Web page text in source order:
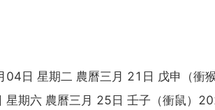
日 星期二 農曆三月 21日 戊申（衝
星期六 農曆三月 25日 壬子（衝鼠）